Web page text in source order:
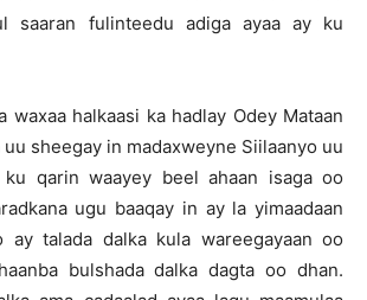
saaran fulinteedu adiga ayaa ay ku
waxaa halkaasi ka hadlay Odey Mataan
uu sheegay in madaxweyne Siilaanyo uu
ku qarin waayey beel ahaan isaga oo
ugu baaqay in ay la yimaadaan
ay talada dalka kula wareegayaan oo
bulshada dalka dagta oo dhan.